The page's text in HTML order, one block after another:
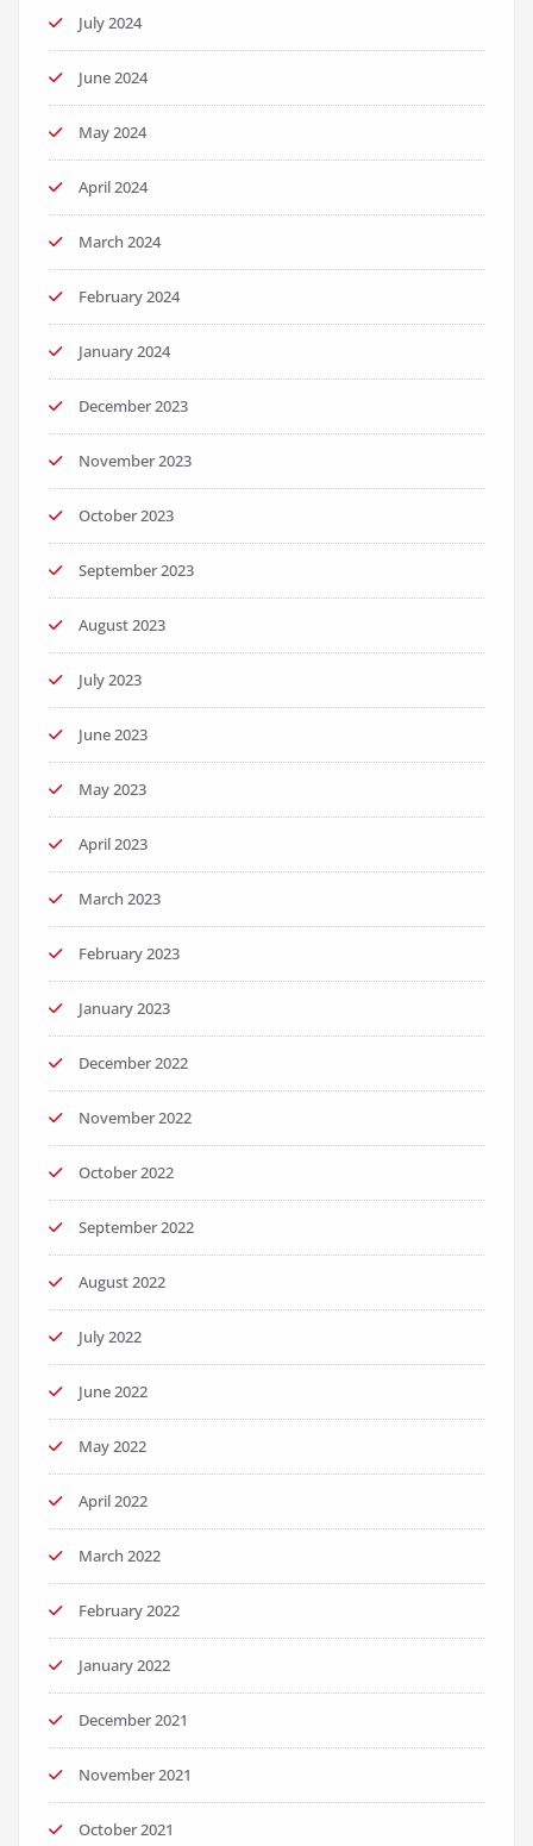
July 2024
June 2024
May 2024
April 2024
March 2024
February 2024
January 2024
December 2023
November 2023
October 2023
September 2023
August 2023
July 2023
June 2023
May 2023
April 2023
March 2023
February 2023
January 2023
December 2022
November 2022
October 2022
September 2022
August 2022
July 2022
June 2022
May 2022
April 2022
March 2022
February 2022
January 2022
December 2021
November 2021
October 2021